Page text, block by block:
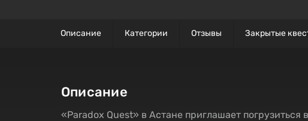
Описание Категории Отзывы Закрытые
Описание
«Paradox Quest» в Астане приглашает